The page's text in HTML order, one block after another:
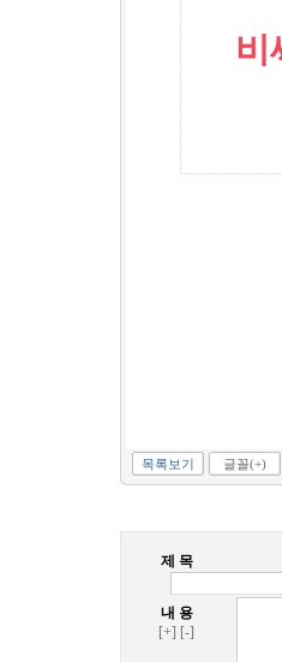
비
목록보기 글꼴(+)
제 목
내 용
[+] [-]